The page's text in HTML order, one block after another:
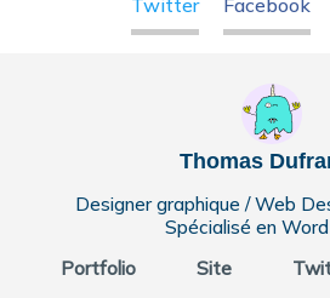
Thomas
Designer graphique / Web
Spécialisé en
Portfolio
Site